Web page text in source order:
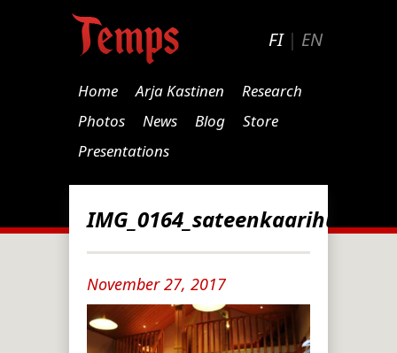
FI| EN
Home Arja Kastinen
Research
Photos
News Blog
Store
Presentations
November 27, 2017